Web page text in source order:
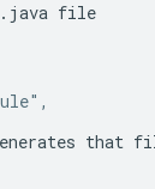
.java file
that